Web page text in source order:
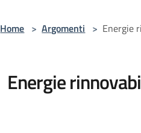
Home > Argomenti > Energie
Energie